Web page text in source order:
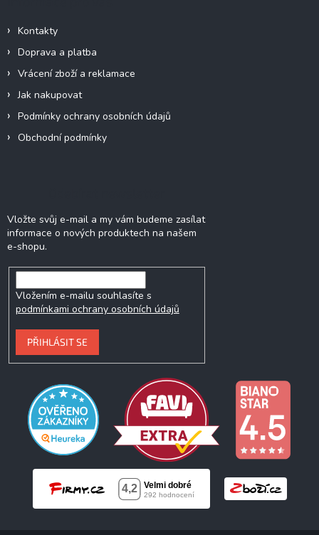
Kontakty
Doprava a platba
Vrácení zboží a reklamace
Jak nakupovat
Podmínky ochrany osobních údajů
Obchodní podmínky
Vložte svůj e-mail a my vám budeme zasílat
informace o nových produktech na našem
e-shopu.
Vložením e-mailu souhlasíte s
podmínkami ochrany osobních údajů
PŘIHLÁSIT SE